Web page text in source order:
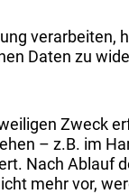
Daten zu
Zweck
– z.B. im
Nach Ablauf
mehr vor,